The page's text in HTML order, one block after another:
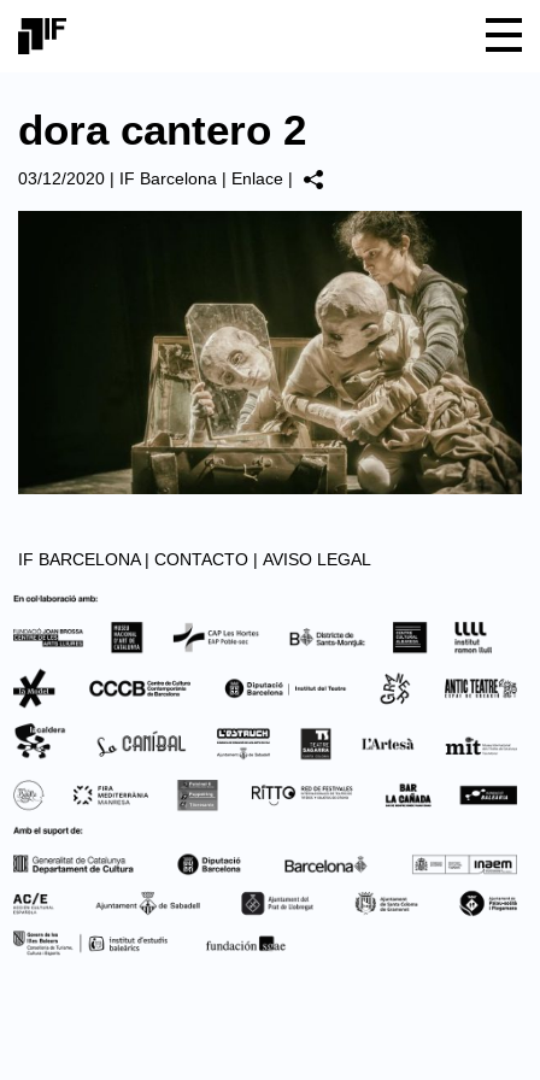
dora cantero 2
03/12/2020 | IF Barcelona | Enlace |
IF BARCELONA | CONTACTO | AVISO LEGAL